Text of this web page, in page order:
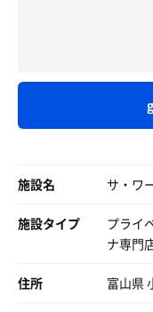
施設名 サ・ワ
施設タイプ
プライ
ナ専門
住所 富山県